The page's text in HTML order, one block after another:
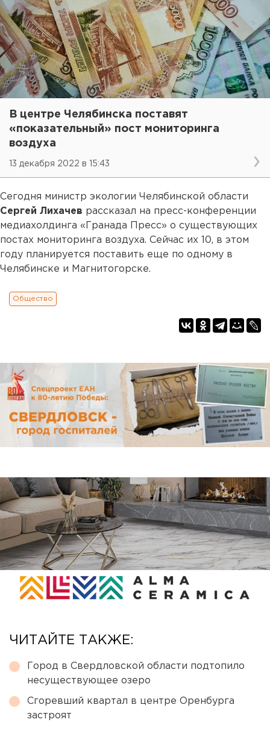
В центре Челябинска поставят
«показательный» пост мониторинга
воздуха
13 декабря 2022 в 15:43
Сегодня министр экологии Челябинской области
Сергей Лихачев рассказал на пресс-конференции
медиахолдинга «Гранада Пресс» о существующих
постах мониторинга воздуха. Сейчас их 10, в этом
году планируется поставить еще по одному в
Челябинске и Магнитогорске.
Общество
ЧИТАЙТЕ ТАКЖЕ:
Город в Свердловской области подтопило
несуществующее озеро
Сгоревший квартал в центре Оренбурга
застроят